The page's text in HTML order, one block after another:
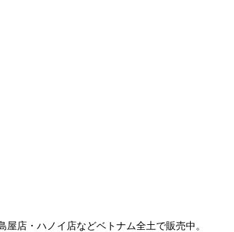
店・ハノイ店などベトナム全土で販売中。